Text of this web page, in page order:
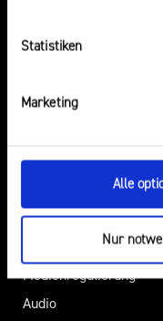
Statistiken
Marketing
Alle
Nur
KI in der Medienaufsicht
Intermediäre
Medienregulierung
Audio